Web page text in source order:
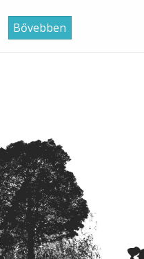
Bővebben